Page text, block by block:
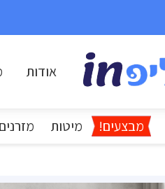
אודות
מבצעים! מיטות מזרנים